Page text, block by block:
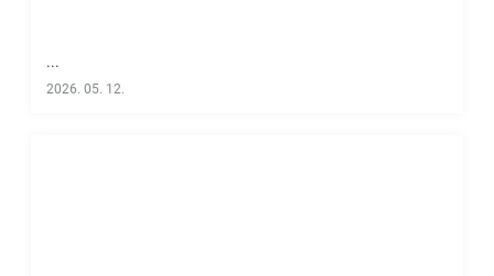
...
2026. 05. 12.